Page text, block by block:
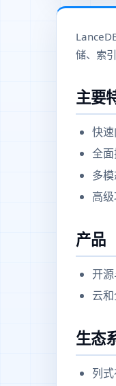
储、索
主要
快
全
多
高
产品
开
云
生态
列